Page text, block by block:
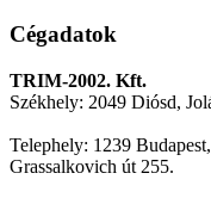
Cégadatok
TRIM-2002. Kft.
Székhely: 2049 Diósd,
Telephely: 1239 Budapest,
Grassalkovich út 255.